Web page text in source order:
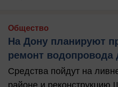
Общество
На Дону планируют
ремонт водопровода
Средства пойдут на